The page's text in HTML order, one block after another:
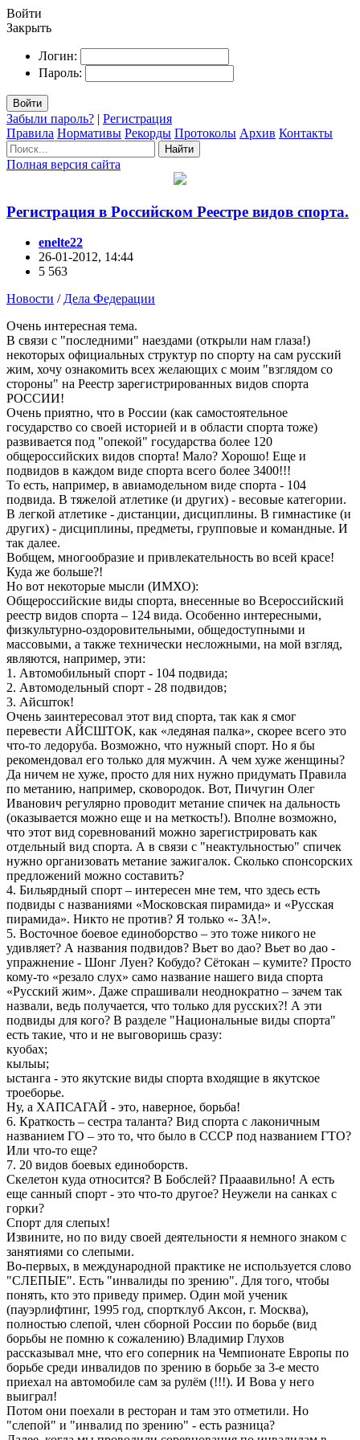
Войти
Закрыть
Логин:
Пароль:
Войти
Забыли пароль? | Регистрация
Правила Нормативы Рекорды Протоколы Архив Контакты
Найти
Полная версия сайта
Регистрация в Российском Реестре видов спорта.
enelte22
26-01-2012, 14:44
5 563
Новости /Дела Федерации
Очень интересная тема.
В связи с "последними" наездами (открыли нам глаза!)
некоторых официальных структур по спорту на сам русский
жим, хочу ознакомить всех желающих с моим "взглядом со
стороны" на Реестр зарегистрированных видов спорта
РОССИИ!
Очень приятно, что в России (как самостоятельное
государство со своей историей и в области спорта тоже)
развивается под "опекой" государства более 120
общероссийских видов спорта! Мало? Хорошо! Еще и
подвидов в каждом виде спорта всего более 3400!!!
То есть, например, в авиамодельном виде спорта - 104
подвида. В тяжелой атлетике (и других) - весовые категории.
В легкой атлетике - дистанции, дисциплины. В гимнастике (и
других) - дисциплины, предметы, групповые и командные. И
так далее.
Вобщем, многообразие и привлекательность во всей красе!
Куда же больше?!
Но вот некоторые мысли (ИМХО):
Общероссийские виды спорта, внесенные во Всероссийский
реестр видов спорта – 124 вида. Особенно интересными,
физкультурно-оздоровительными, общедоступными и
массовыми, а также технически несложными, на мой взгляд,
являются, например, эти:
1. Автомобильный спорт - 104 подвида;
2. Автомодельный спорт - 28 подвидов;
3. Айсшток!
Очень заинтересовал этот вид спорта, так как я смог
перевести АЙСШТОК, как «ледяная палка», скорее всего это
что-то ледоруба. Возможно, что нужный спорт. Но я бы
рекомендовал его только для мужчин. А чем хуже женщины?
Да ничем не хуже, просто для них нужно придумать Правила
по метанию, например, сковородок. Вот, Пичугин Олег
Иванович регулярно проводит метание спичек на дальность
(оказывается можно еще и на меткость!). Вполне возможно,
что этот вид соревнований можно зарегистрировать как
отдельный вид спорта. А в связи с "неактульностью" спичек
нужно организовать метание зажигалок. Сколько спонсорских
предложений можно составить?
4. Бильярдный спорт – интересен мне тем, что здесь есть
подвиды с названиями «Московская пирамида» и «Русская
пирамида». Никто не против? Я только «- ЗА!».
5. Восточное боевое единоборство – это тоже никого не
удивляет? А названия подвидов? Вьет во дао? Вьет во дао -
упражнение - Шонг Луен? Кобудо? Сётокан – кумите? Просто
кому-то «резало слух» само название нашего вида спорта
«Русский жим». Даже спрашивали неоднократно – зачем так
назвали, ведь получается, что только для русских?! А эти
подвиды для кого? В разделе "Национальные виды спорта"
есть такие, что и не выговоришь сразу:
куобах;
кылыы;
ыстанга - это якутские виды спорта входящие в якутское
троеборье.
Ну, а ХАПСАГАЙ - это, наверное, борьба!
6. Краткость – сестра таланта? Вид спорта с лаконичным
названием ГО – это то, что было в СССР под названием ГТО?
Или что-то еще?
7. 20 видов боевых единоборств.
Скелетон куда относится? В Бобслей? Прааавильно! А есть
еще санный спорт - это что-то другое? Неужели на санках с
горки?
Спорт для слепых!
Извините, но по виду своей деятельности я немного знаком с
занятиями со слепыми.
Во-первых, в международной практике не используется слово
"СЛЕПЫЕ". Есть "инвалиды по зрению". Для того, чтобы
понять, кто это приведу пример. Один мой ученик
(пауэрлифтинг, 1995 год, спортклуб Аксон, г. Москва),
полностью слепой, член сборной России по борьбе (вид
борьбы не помню к сожалению) Владимир Глухов
рассказывал мне, что его соперник на Чемпионате Европы по
борьбе среди инвалидов по зрению в борьбе за 3-е место
приехал на автомобиле сам за рулём (!!!). И Вова у него
выиграл!
Потом они поехали в ресторан и там это отметили. Но
"слепой" и "инвалид по зрению" - есть разница?